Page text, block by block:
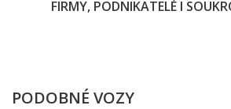
FIRMY, PODNIKATELÉ I
PODOBNÉ VOZY